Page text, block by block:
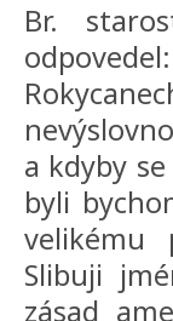
Br.
a kdyby
byli
velikému
Slibuji
zásad